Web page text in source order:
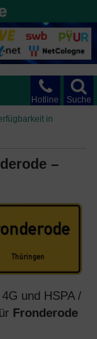
Suche
Hotline
in
–
und HSPA /
Fronderode